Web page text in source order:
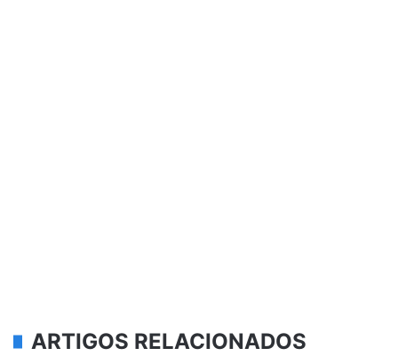
ARTIGOS RELACIONADOS